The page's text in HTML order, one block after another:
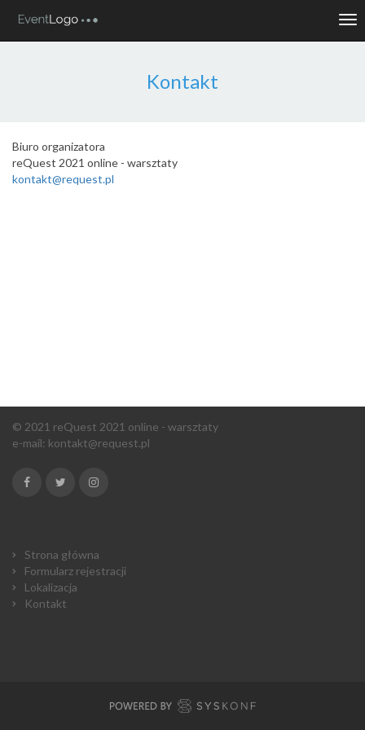
Kontakt
Biuro organizatora
reQuest 2021 online - warsztaty
kontakt@request.pl
© 2021 reQuest 2021 online - warsztaty
e-mail: kontakt@request.pl
Strona główna
Formularz rejestracji
Lokalizacja
Kontakt